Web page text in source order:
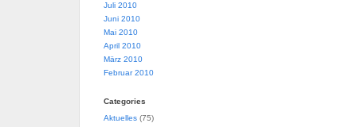
Juli 2010
Juni 2010
Mai 2010
April 2010
März 2010
Februar 2010
Categories
Aktuelles (75)